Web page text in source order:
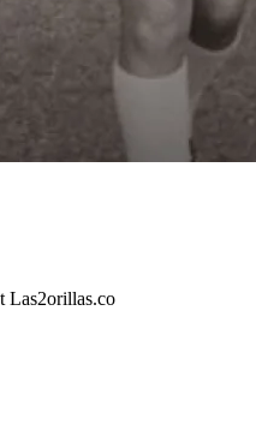
Las2orillas.co